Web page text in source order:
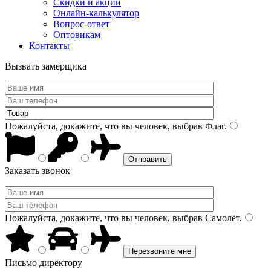
Скидки и акции
Онлайн-калькулятор
Вопрос-ответ
Оптовикам
Контакты
Вызвать замерщика
Пожалуйста, докажите, что вы человек, выбрав Флаг.
Заказать звонок
Пожалуйста, докажите, что вы человек, выбрав Самолёт.
Письмо директору